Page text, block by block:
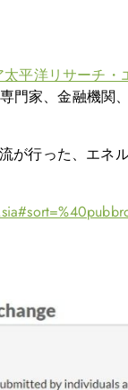
平洋リサーチ・
門家、金融機
行った、エ